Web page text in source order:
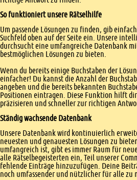
So funktioniert unsere Rätselhilfe
Um passende Lösungen zu finden, gib
Suchfeld oben auf der Seite ein. Unsere
durchsucht eine umfangreiche Datenbank
bestmöglichen Lösungen zu bieten.
Wenn du bereits einige Buchstaben der
einfacher! Du kannst die Anzahl der
angeben und die bereits bekannten
Positionen eintragen. Diese Funktion hilft
präzisieren und schneller zur richtigen
Ständig wachsende Datenbank
Unsere Datenbank wird kontinuierlich
neuesten und genauesten Lösungen zu
umfangreich ist, gibt es immer Raum für
alle Rätselbegeisterten ein, Teil unserer
fehlende Einträge hinzuzufügen. Deine
noch umfassender und nützlicher für alle zu